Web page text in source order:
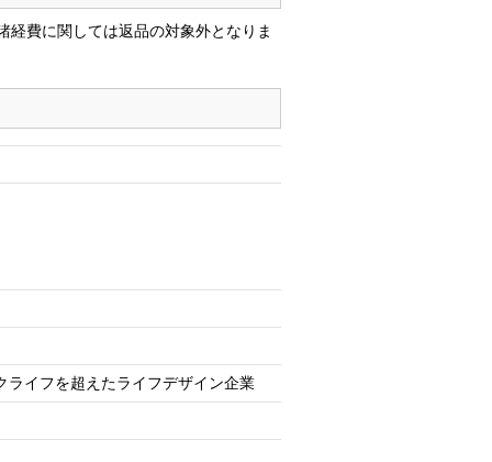
費に関しては返品の対象外となりま
ライフを超えたライフデザイン企業